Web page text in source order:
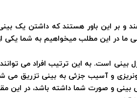
و بر این باور هستند که داشتن یک
در این مطلب میخواهیم به شما یکی
ژل بینی است. به این ترتیب افراد می
و آسیب جزئی به بینی تزریق می
بینی و صورت شما داشته باشد، در این